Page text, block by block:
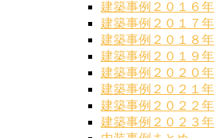
建築事例２０１６年
建築事例２０１７年
建築事例２０１８年
建築事例２０１９年
建築事例２０２０年
建築事例２０２１年
建築事例２０２２年
建築事例２０２３年